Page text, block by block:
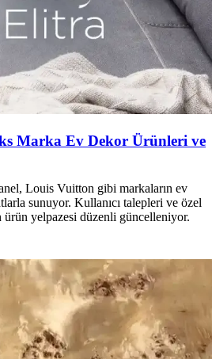
Marka Ev Dekor Ürünleri ve
Louis Vuitton gibi markaların ev
sunuyor. Kullanıcı talepleri ve özel
yelpazesi düzenli güncelleniyor.